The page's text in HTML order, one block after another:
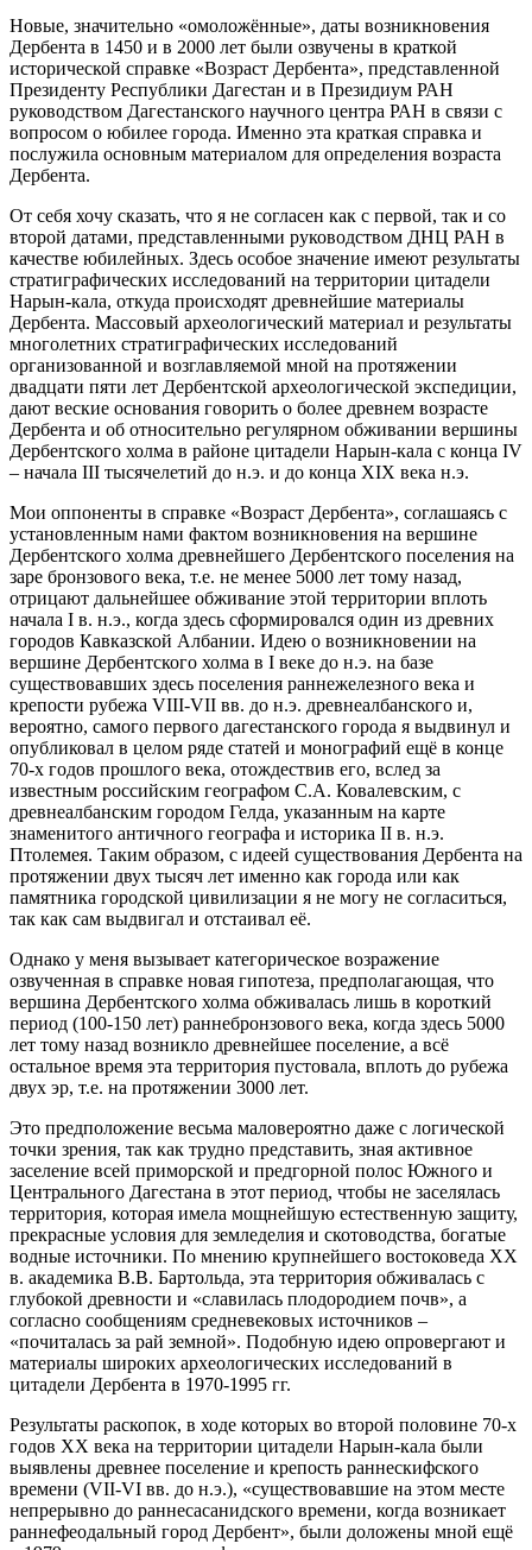
Новые, значительно «омоложённые», даты возникновения
Дербента в 1450 и в 2000 лет были озвучены в краткой
исторической справке «Возраст Дербента», представленной
Президенту Республики Дагестан и в Президиум РАН
руководством Дагестанского научного центра РАН в связи с
вопросом о юбилее города. Именно эта краткая справка и
послужила основным материалом для определения возраста
Дербента.
От себя хочу сказать, что я не согласен как с первой, так и со
второй датами, представленными руководством ДНЦ РАН в
качестве юбилейных. Здесь особое значение имеют результаты
стратиграфических исследований на территории цитадели
Нарын-кала, откуда происходят древнейшие материалы
Дербента. Массовый археологический материал и результаты
многолетних стратиграфических исследований
организованной и возглавляемой мной на протяжении
двадцати пяти лет Дербентской археологической экспедиции,
дают веские основания говорить о более древнем возрасте
Дербента и об относительно регулярном обживании вершины
Дербентского холма в районе цитадели Нарын-кала с конца IV
– начала III тысячелетий до н.э. и до конца XIX века н.э.
Мои оппоненты в справке «Возраст Дербента», соглашаясь с
установленным нами фактом возникновения на вершине
Дербентского холма древнейшего Дербентского поселения на
заре бронзового века, т.е. не менее 5000 лет тому назад,
отрицают дальнейшее обживание этой территории вплоть
начала I в. н.э., когда здесь сформировался один из древних
городов Кавказской Албании. Идею о возникновении на
вершине Дербентского холма в I веке до н.э. на базе
существовавших здесь поселения раннежелезного века и
крепости рубежа VIII-VII вв. до н.э. древнеалбанского и,
вероятно, самого первого дагестанского города я выдвинул и
опубликовал в целом ряде статей и монографий ещё в конце
70-х годов прошлого века, отождествив его, вслед за
известным российским географом С.А. Ковалевским, с
древнеалбанским городом Гелда, указанным на карте
знаменитого античного географа и историка II в. н.э.
Птолемея. Таким образом, с идеей существования Дербента на
протяжении двух тысяч лет именно как города или как
памятника городской цивилизации я не могу не согласиться,
так как сам выдвигал и отстаивал её.
Однако у меня вызывает категорическое возражение
озвученная в справке новая гипотеза, предполагающая, что
вершина Дербентского холма обживалась лишь в короткий
период (100-150 лет) раннебронзового века, когда здесь 5000
лет тому назад возникло древнейшее поселение, а всё
остальное время эта территория пустовала, вплоть до рубежа
двух эр, т.е. на протяжении 3000 лет.
Это предположение весьма маловероятно даже с логической
точки зрения, так как трудно представить, зная активное
заселение всей приморской и предгорной полос Южного и
Центрального Дагестана в этот период, чтобы не заселялась
территория, которая имела мощнейшую естественную защиту,
прекрасные условия для земледелия и скотоводства, богатые
водные источники. По мнению крупнейшего востоковеда ХХ
в. академика В.В. Бартольда, эта территория обживалась с
глубокой древности и «славилась плодородием почв», а
согласно сообщениям средневековых источников –
«почиталась за рай земной». Подобную идею опровергают и
материалы широких археологических исследований в
цитадели Дербента в 1970-1995 гг.
Результаты раскопок, в ходе которых во второй половине 70-х
годов ХХ века на территории цитадели Нарын-кала были
выявлены древнее поселение и крепость раннескифского
времени (VII-VI вв. до н.э.), «существовавшие на этом месте
непрерывно до раннесасанидского времени, когда возникает
раннефеодальный город Дербент», были доложены мной ещё